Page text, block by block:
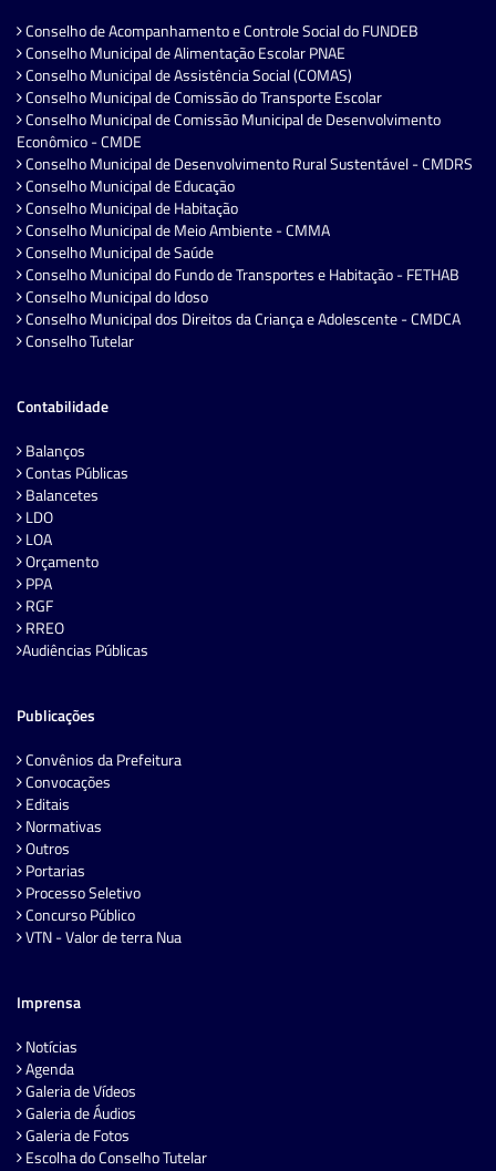
Conselho de Acompanhamento e Controle Social do FUNDEB
Conselho Municipal de Alimentação Escolar PNAE
Conselho Municipal de Assistência Social (COMAS)
Conselho Municipal de Comissão do Transporte Escolar
Conselho Municipal de Comissão Municipal de Desenvolvimento
Econômico - CMDE
Conselho Municipal de Desenvolvimento Rural Sustentável - CMDRS
Conselho Municipal de Educação
Conselho Municipal de Habitação
Conselho Municipal de Meio Ambiente - CMMA
Conselho Municipal de Saúde
Conselho Municipal do Fundo de Transportes e Habitação - FETHAB
Conselho Municipal do Idoso
Conselho Municipal dos Direitos da Criança e Adolescente - CMDCA
Conselho Tutelar
Contabilidade
Balanços
Contas Públicas
Balancetes
LDO
LOA
Orçamento
PPA
RGF
RREO
Audiências Públicas
Publicações
Convênios da Prefeitura
Convocações
Editais
Normativas
Outros
Portarias
Processo Seletivo
Concurso Público
VTN - Valor de terra Nua
Imprensa
Notícias
Agenda
Galeria de Vídeos
Galeria de Áudios
Galeria de Fotos
Escolha do Conselho Tutelar